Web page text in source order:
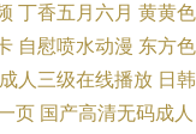
丁香五月六月 黄黄色
自慰喷水动漫 东方色
成人三级在线播放 日韩
页 国产高清无码成人